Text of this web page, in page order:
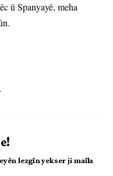
û Spanyayê, meha
lezgîn yekser ji maîla